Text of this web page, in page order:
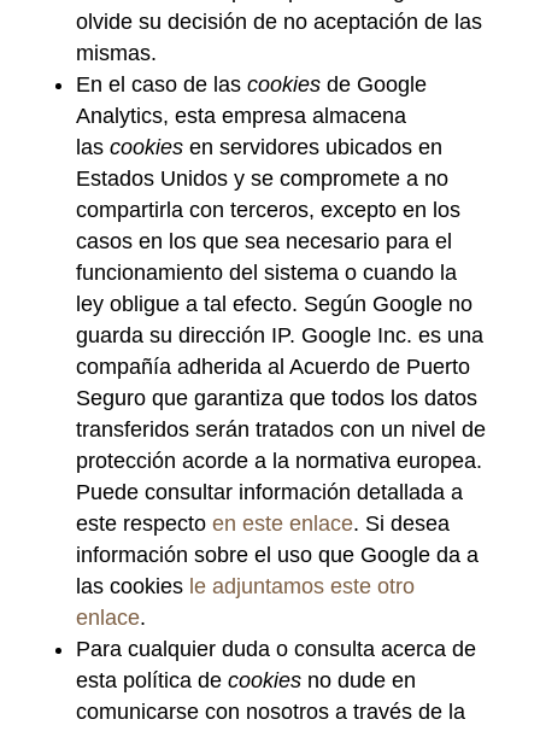
olvide su decisión de no aceptación de las
mismas.
En el caso de las cookies de Google
Analytics, esta empresa almacena
las cookies en servidores ubicados en
Estados Unidos y se compromete a no
compartirla con terceros, excepto en los
casos en los que sea necesario para el
funcionamiento del sistema o cuando la
ley obligue a tal efecto. Según Google no
guarda su dirección IP. Google Inc. es una
compañía adherida al Acuerdo de Puerto
Seguro que garantiza que todos los datos
transferidos serán tratados con un nivel de
protección acorde a la normativa europea.
Puede consultar información detallada a
este respecto en este enlace. Si desea
información sobre el uso que Google da a
las cookies le adjuntamos este otro
enlace.
Para cualquier duda o consulta acerca de
esta política de cookies no dude en
comunicarse con nosotros a través de la